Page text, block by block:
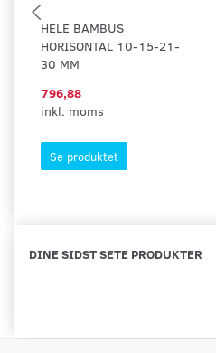
HELE BAMBUS
HORISONTAL 10-15-21-
30 MM
796,88
inkl. moms
Se produktet
DINE SIDST SETE PRODUKTER